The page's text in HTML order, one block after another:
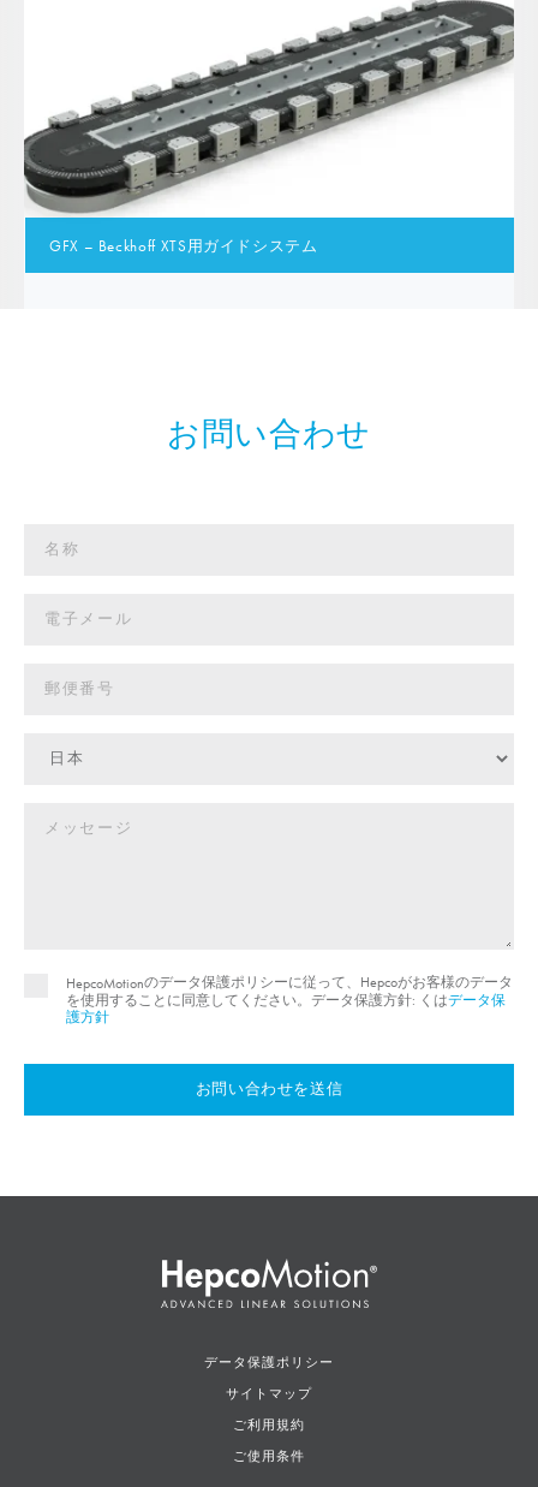
GFX – Beckhoff XTS用ガイドシステム
HepcoMotionのデータ保護ポリシーに従って、Hepcoがお客様のデータ
を使用することに同意してください。データ保護方針: くはデータ保
護方針
お問い合わせを送信
データ保護ポリシー
サイトマップ
ご利用規約
ご使用条件